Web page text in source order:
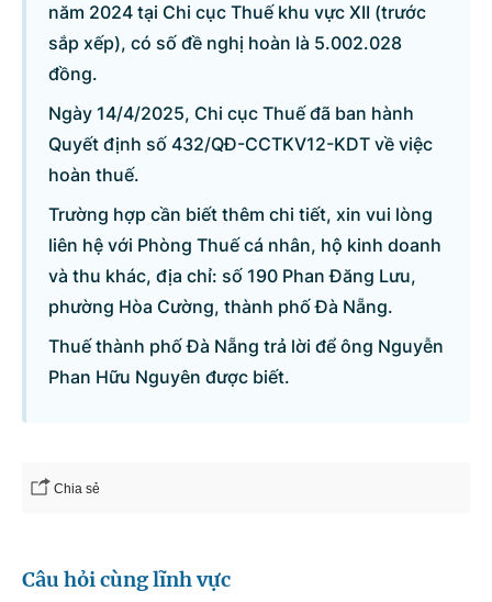
Danh sách câu hỏi
Câu hỏi xem nhiều nhất
Câu hỏi chờ trả lời
Hỏi đáp về quyền sử dụng đất
Hỏi đáp về tuyển sinh 2026
Câu hỏi thường gặp về đấu thầu
Tổng Giám đốc: Nguyễn Hồng Sâm
năm 2024 tại Chi cục Thuế khu vực XII (trước
sắp xếp), có số đề nghị hoàn là 5.002.028
đồng.
Ngày 14/4/2025, Chi cục Thuế đã ban hành
Quyết định số 432/QĐ-CCTKV12-KDT về việc
hoàn thuế.
Trường hợp cần biết thêm chi tiết, xin vui lòng
liên hệ với Phòng Thuế cá nhân, hộ kinh doanh
và thu khác, địa chỉ: số 190 Phan Đăng Lưu,
phường Hòa Cường, thành phố Đà Nẵng.
Thuế thành phố Đà Nẵng trả lời để ông Nguyễn
Phan Hữu Nguyên được biết.
Chia sẻ
Câu hỏi cùng lĩnh vực